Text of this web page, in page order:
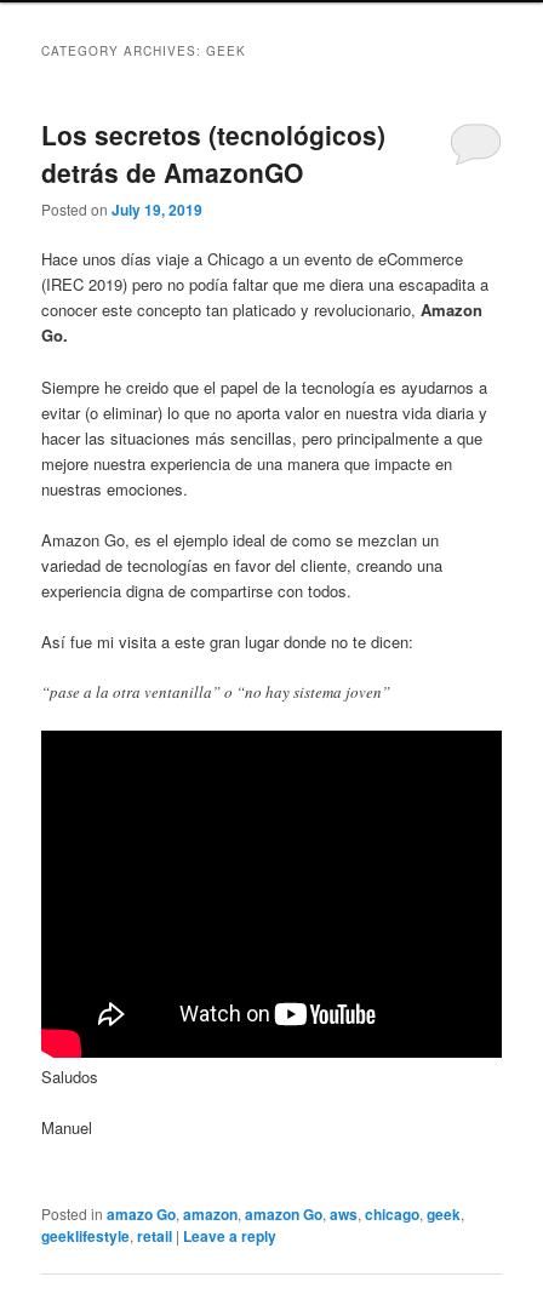
CATEGORY ARCHIVES:GEEK
Los secretos (tecnológicos)
detrás de AmazonGO
Posted onJuly 19, 2019
Hace unos días viaje a Chicago a un evento de eCommerce
(IREC 2019) pero no podía faltar que me diera una escapadita a
conocer este concepto tan platicado y revolucionario,Amazon
Go.
Siempre he creido que el papel de la tecnología es ayudarnos a
evitar (o eliminar) lo que no aporta valor en nuestra vida diaria y
hacer las situaciones más sencillas, pero principalmente a que
mejore nuestra experiencia de una manera que impacte en
nuestras emociones.
Amazon Go, es el ejemplo ideal de como se mezclan un
variedad de tecnologías en favor del cliente, creando una
experiencia digna de compartirse con todos.
Así fue mi visita a este gran lugar donde no te dicen:
“pase a la otra ventanilla” o “no hay sistema joven”
Saludos
Manuel
Posted in amazo Go,amazon,amazon Go,aws,chicago,geek,
geeklifestyle,retail | Leave a reply